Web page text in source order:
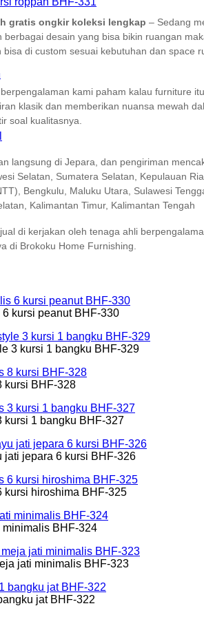
gratis ongkir koleksi lengkap – Sedang
berbagai desain yang bisa bikin ruangan
di custom sesuai kebutuhan dan
kami paham kalau furniture
klasik dan memberikan nuansa mewah
soal kualitasnya.
langsung di Jepara, dan pengiriman
Selatan, Sumatera Selatan, Kepulauan
Bengkulu, Maluku Utara, Sulawesi
Kalimantan Timur, Kalimantan Tengah
di kerjakan oleh tenaga ahli
di Brokoku Home Furnishing.
kursi peanut BHF-330
3 kursi 1 bangku BHF-329
kursi BHF-328
kursi 1 bangku BHF-327
jati jepara 6 kursi BHF-326
kursi hiroshima BHF-325
minimalis BHF-324
jati minimalis BHF-323
jat BHF-322